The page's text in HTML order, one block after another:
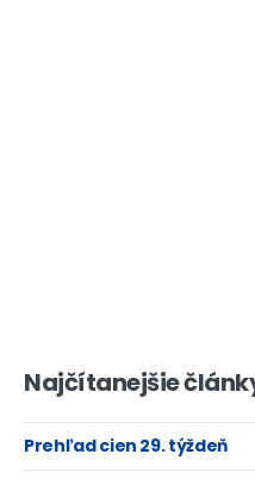
Najčítanejšie
Prehľad cien 29. týždeň